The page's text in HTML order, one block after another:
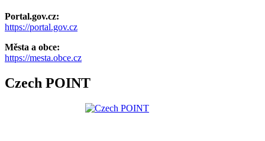
Portal.gov.cz:
https://portal.gov.cz
Města a obce:
https://mesta.obce.cz
Czech POINT